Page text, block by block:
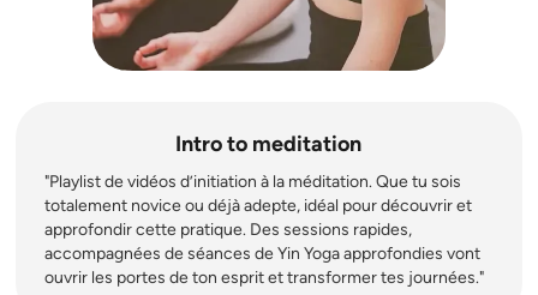
Intro to meditation
"Playlist de vidéos d’initiation à la méditation. Que tu sois
totalement novice ou déjà adepte, idéal pour découvrir et
approfondir cette pratique. Des sessions rapides,
accompagnées de séances de Yin Yoga approfondies vont
ouvrir les portes de ton esprit et transformer tes journées."